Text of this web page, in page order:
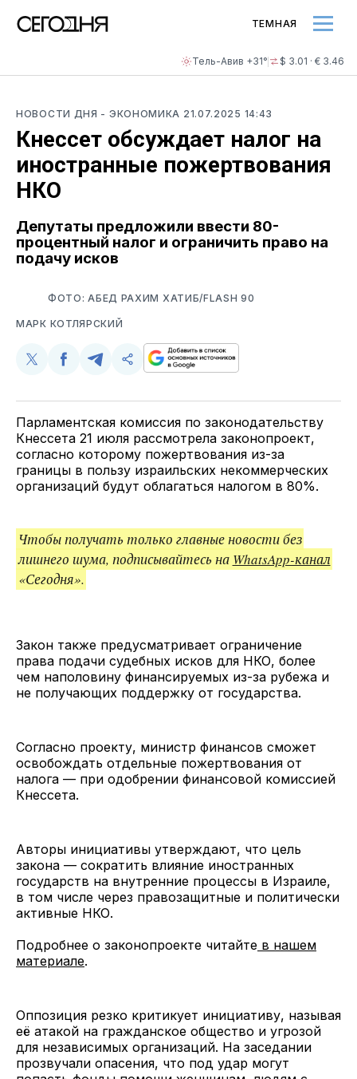
Тель-Авив +31° $ 3.01 · € 3.46
ТЕМНАЯ
НОВОСТИ ДНЯ - ЭКОНОМИКА 21.07.2025 14:43
Кнессет обсуждает налог на
иностранные пожертвования
НКО
Депутаты предложили ввести 80-
процентный налог и ограничить право на
подачу исков
ФОТО: АБЕД РАХИМ ХАТИБ/FLASH 90
МАРК КОТЛЯРСКИЙ
Поделиться
Twitter
Поделиться
Facebook
Поделиться
Telegram
Скопируйте
поделитесь
Парламентская комиссия по законодательству
Кнессета 21 июля рассмотрела законопроект,
согласно которому пожертвования из-за
границы в пользу израильских некоммерческих
организаций будут облагаться налогом в 80%.
Чтобы получать только главные новости без
лишнего шума, подписывайтесь на WhatsApp-канал
«Сегодня».
Закон также предусматривает ограничение
права подачи судебных исков для НКО, более
чем наполовину финансируемых из-за рубежа и
не получающих поддержку от государства.
Согласно проекту, министр финансов сможет
освобождать отдельные пожертвования от
налога — при одобрении финансовой комиссией
Кнессета.
Авторы инициативы утверждают, что цель
закона — сократить влияние иностранных
государств на внутренние процессы в Израиле,
в том числе через правозащитные и политически
активные НКО.
Подробнее о законопроекте читайте в нашем
материале.
Оппозиция резко критикует инициативу, называя
её атакой на гражданское общество и угрозой
для независимых организаций. На заседании
прозвучали опасения, что под удар могут